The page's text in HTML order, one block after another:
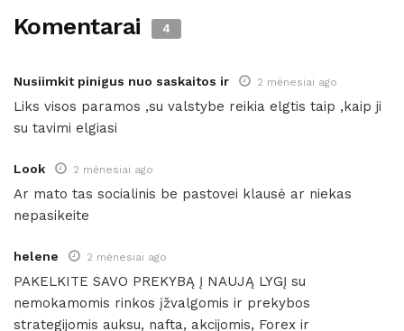
Komentarai 4
Nusiimkit pinigus nuo saskaitos ir 2 mėnesiai ago
Liks visos paramos ,su valstybe reikia elgtis taip ,kaip ji
su tavimi elgiasi
Look 2 mėnesiai ago
Ar mato tas socialinis be pastovei klausė ar niekas
nepasikeite
helene 2 mėnesiai ago
PAKELKITE SAVO PREKYBĄ Į NAUJĄ LYGĮ su
nemokamomis rinkos įžvalgomis ir prekybos
strategijomis auksu, nafta, akcijomis, Forex ir